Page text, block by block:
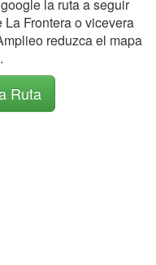
la ruta a seguir
Frontera o vicevera
reduzca el mapa
Ruta